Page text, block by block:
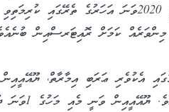
ކަމަށް ރޮއިޓަރސްއިން
އެކުވެރި ޢަރަބި އިމާރާތް، ޔޫއޭއީއިން
އެކްސްޕޯޓުކޮށްފައިވާ